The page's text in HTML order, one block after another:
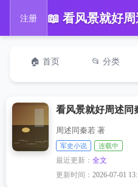
注册
🏠 首页 📂 分类
看风景就好周述同
周述同秦若 著
军史小说 连载中
最近更新：全文
更新时间：2026-07-01